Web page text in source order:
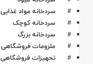
#
سردخانه مواد غذایی
#
سردخانه کوچک
#
سردخانه بزرگ
#
ملزومات فروشگاهی
#
تحهیزات فروشگاهی